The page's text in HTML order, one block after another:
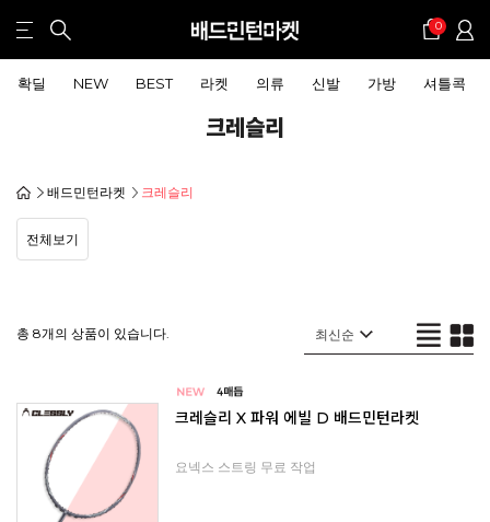
0
확딜 NEW BEST 라켓 의류 신발 가방 셔틀콕
크레슬리
배드민턴라켓 크레슬리
전체보기
총 8개의 상품이 있습니다.
크레슬리 X 파워 에빌 D 배드민턴라켓
요넥스 스트링 무료 작업